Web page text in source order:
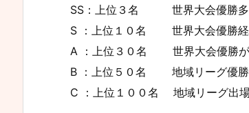
SS：上位３名 世界大会優勝多
S ：上位１０名 世界大会優勝経
A ：上位３０名 世界大会優勝が
B ：上位５０名 地域リーグ優勝
C ：上位１００名 地域リーグ出